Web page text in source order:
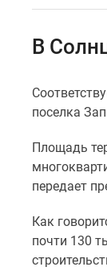
помещения
застройщики
Панорамы
Видеообзор
новостроек
Москвы
Подмосковья
В
поселка
Площадь
передает
Как
почти 130